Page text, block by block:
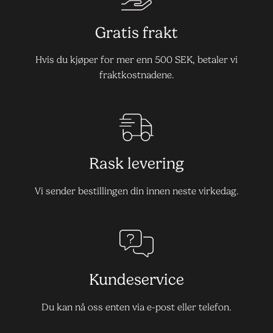
Gratis frakt
Hvis du kjøper for mer enn 500 SEK, betaler vi
fraktkostnadene.
Rask levering
Vi sender bestillingen din innen neste virkedag.
Kundeservice
Du kan nå oss enten via e-post eller telefon.